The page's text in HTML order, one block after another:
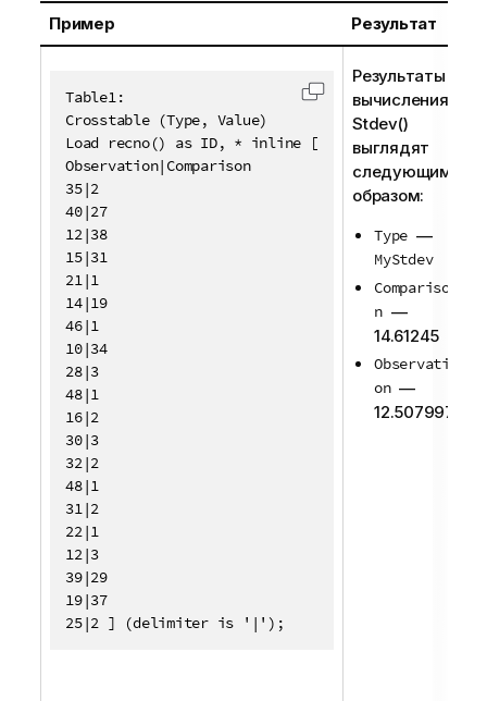
Пример Результат
Table1:
Crosstable (Type, Value)
Load recno() as ID, * inline [
Observation|Comparison
35|2
40|27
12|38
15|31
21|1
14|19
46|1
10|34
28|3
48|1
16|2
30|3
32|2
48|1
31|2
22|1
12|3
39|29
19|37
25|2 ] (delimiter is '|');
Скопировать код в
Результаты
вычисления
Stdev()
выглядят
следующим
образом:
Type —
MyStdev
Compariso
n —
14.61245
Observati
on—
12.507997